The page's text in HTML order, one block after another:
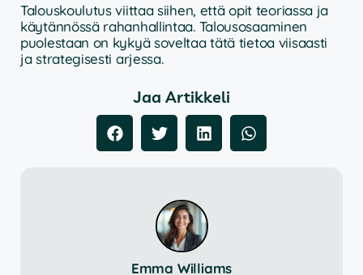
Talouskoulutus viittaa siihen, että opit teoriassa ja
käytännössä rahanhallintaa. Talousosaaminen
puolestaan on kykyä soveltaa tätä tietoa viisaasti
ja strategisesti arjessa.
Jaa Artikkeli
Emma Williams